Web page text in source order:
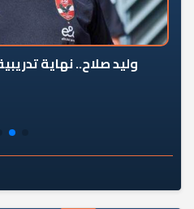
وليد صلاح.. نهاية